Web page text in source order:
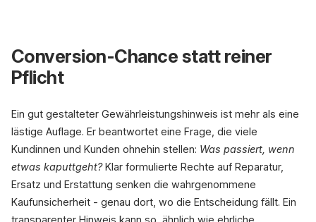
Conversion-Chance statt reiner
Pflicht
Ein gut gestalteter Gewährleistungshinweis ist mehr als eine
lästige Auflage. Er beantwortet eine Frage, die viele
Kundinnen und Kunden ohnehin stellen: Was passiert, wenn
etwas kaputtgeht?Klar formulierte Rechte auf Reparatur,
Ersatz und Erstattung senken die wahrgenommene
Kaufunsicherheit - genau dort, wo die Entscheidung fällt. Ein
transparenter Hinweis kann so, ähnlich wie ehrliche